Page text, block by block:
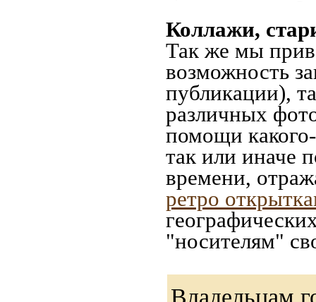
Коллажи,
Так же мы
возможность
публикации),
различных
помощи
так или иначе
времени,
ретро
"носителям"
Владельцам